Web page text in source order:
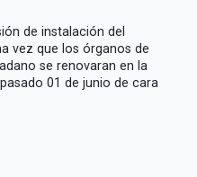
de instalación del
vez que los órganos de
se renovaran en la
01 de junio de cara